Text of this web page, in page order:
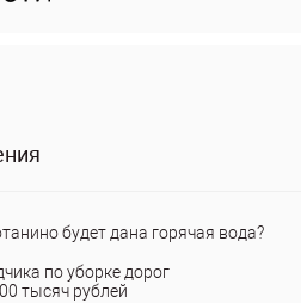
будет дана горячая вода?
по уборке дорог
тысяч рублей